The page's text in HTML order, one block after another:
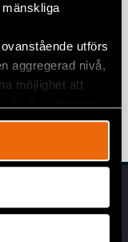
utförs
aggregerad nivå,
möjlighet att
dömd